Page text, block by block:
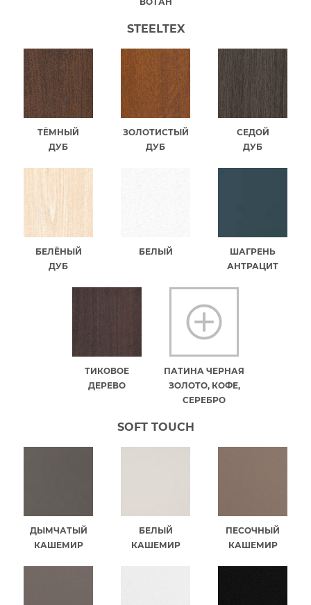
STEELTEX
ТЁМНЫЙ
ДУБ
ЗОЛОТИСТЫЙ
ДУБ
СЕДОЙ
ДУБ
БЕЛЁНЫЙ
ДУБ
БЕЛЫЙ
ШАГРЕНЬ
АНТРАЦИТ
ТИКОВОЕ
ДЕРЕВО
ПАТИНА ЧЕРНАЯ
ЗОЛОТО, КОФЕ,
СЕРЕБРО
SOFT TOUCH
ДЫМЧАТЫЙ
КАШЕМИР
БЕЛЫЙ
КАШЕМИР
ПЕСОЧНЫЙ
КАШЕМИР